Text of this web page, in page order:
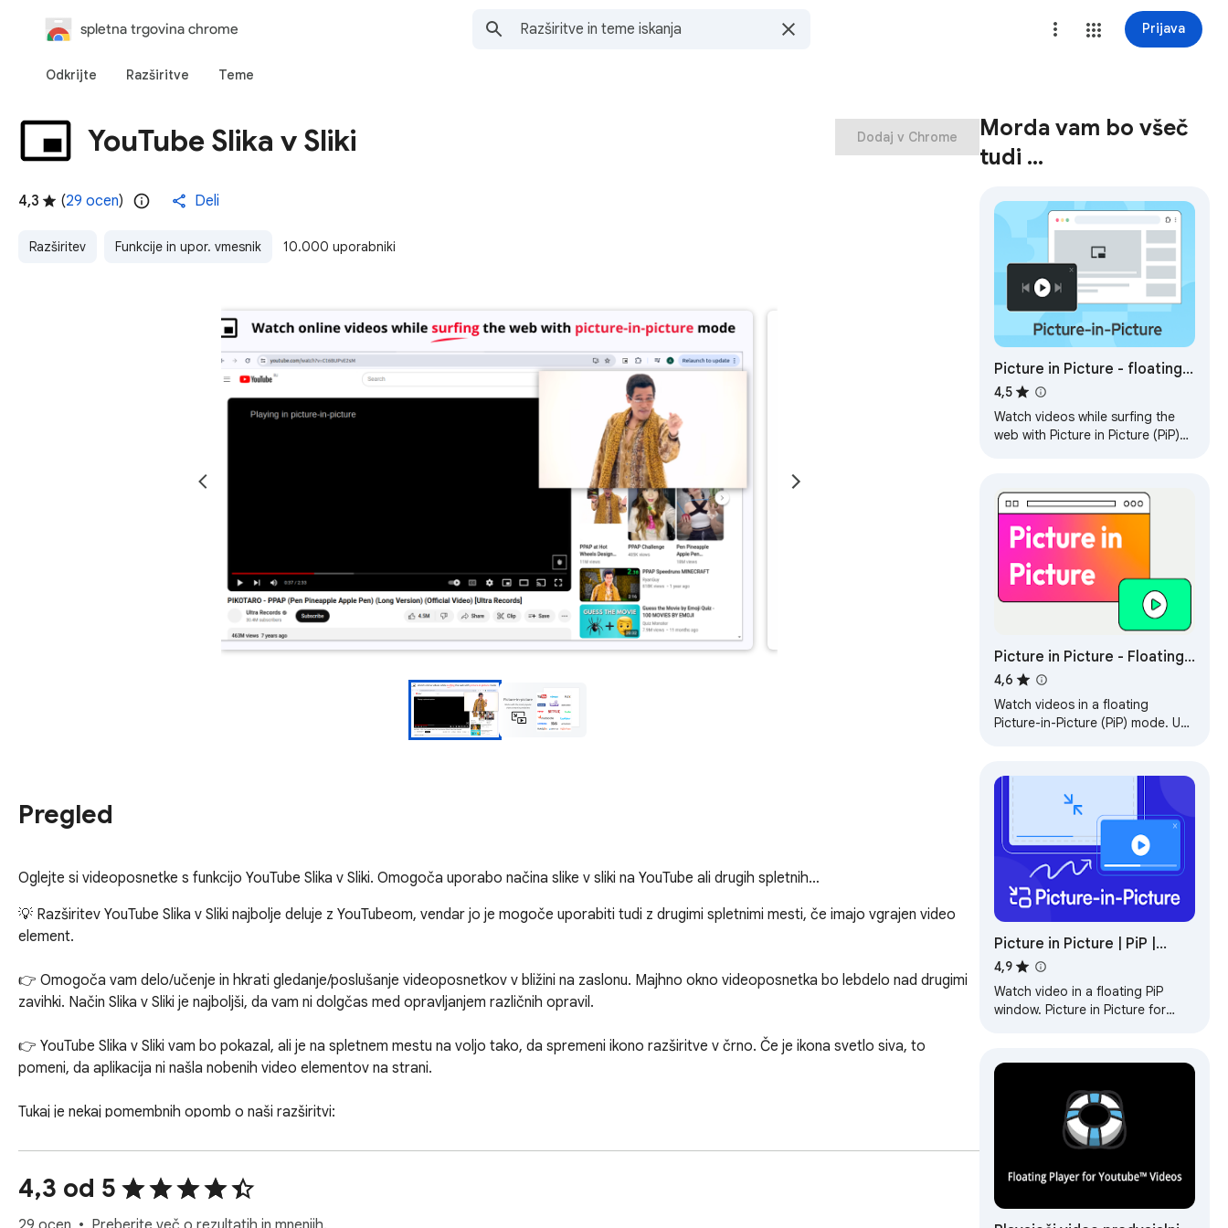
spletna trgovina chrome Prijava
Odkrijte Razširitve Teme
YouTube Slika v Sliki
4,3 (29 ocen) Deli
Razširitev Funkcije in upor. vmesnik 10.000 uporabniki
Dodaj v Chrome
Pregled
Oglejte si videoposnetke s funkcijo YouTube Slika v Sliki. Omogoča uporabo načina slike v sliki na YouTube ali drugih spletnih…
💡 Razširitev YouTube Slika v Sliki najbolje deluje z YouTubeom, vendar jo je mogoče uporabiti tudi z drugimi spletnimi mesti, če imajo vgrajen video
element.
👉 Omogoča vam delo/učenje in hkrati gledanje/poslušanje videoposnetkov v bližini na zaslonu. Majhno okno videoposnetka bo lebdelo nad drugimi
zavihki. Način Slika v Sliki je najboljši, da vam ni dolgčas med opravljanjem različnih opravil.
👉 YouTube Slika v Sliki vam bo pokazal, ali je na spletnem mestu na voljo tako, da spremeni ikono razširitve v črno. Če je ikona svetlo siva, to
pomeni, da aplikacija ni našla nobenih video elementov na strani.
Tukaj je nekaj pomembnih opomb o naši razširitvi:
1. Za popolno izkoriščanje vseh funkcij naše razširitve potrebujete različico Chrome 70 ali novejšo.
Naša razširitev brez težav razširi svojo funkcionalnost na predvajalnike znotraj iframe-ov, kar zagotavlja združljivost v različnih spletnih okoljih.
2. Zgrajena na manifestu v3, naša razširitev uporablja najnovejše standarde in tehnologije za optimalno delovanje in varnost.
3. Od različice 1.0.0 dalje naša razširitev vključuje skript, namenjen preprečevanju naključnih izhodov iz načina Slika v Sliki. Ta skript odpravlja težave,
4,3 od 5
Morda vam bo všeč
tudi …
Picture in Picture - floating
video player
4,5
Watch videos while surfing the
web with Picture in Picture (PiP)
Picture in Picture - Floating
Player (PiP)
4,6
Watch videos in a floating
Picture-in-Picture (PiP) mode. Use
online.
Picture in Picture | PiP |
Floating Player for Youtube
4,9
Watch video in a floating PiP
window. Picture in Picture for